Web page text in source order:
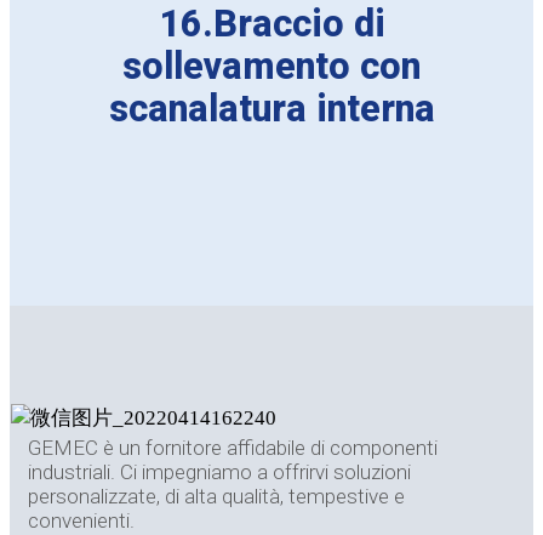
16.Braccio di
sollevamento con
scanalatura interna
GEMEC è un fornitore affidabile di componenti
industriali. Ci impegniamo a offrirvi soluzioni
personalizzate, di alta qualità, tempestive e
convenienti.